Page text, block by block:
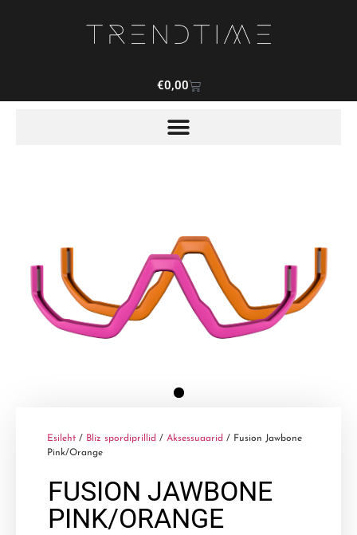
€0,00
Esileht / Bliz spordiprillid / Aksessuaarid / Fusion Jawbone
Pink/Orange
FUSION JAWBONE
PINK/ORANGE